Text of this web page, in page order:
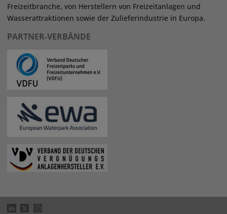
Freizeitbranche, von Herstellern von Freizeitanlagen und
Wasserattraktionen sowie der Zulieferindustrie in Europa.
PARTNER-VERBÄNDE